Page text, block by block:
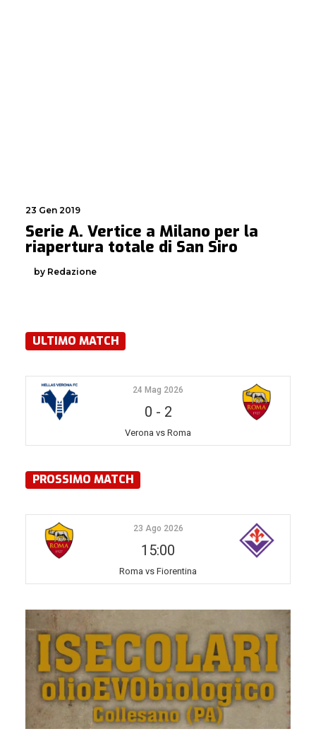
23 Gen 2019
Serie A. Vertice a Milano per la
riapertura totale di San Siro
by Redazione
ULTIMO MATCH
24 Mag 2026
0 - 2
Verona vs Roma
PROSSIMO MATCH
23 Ago 2026
15:00
Roma vs Fiorentina